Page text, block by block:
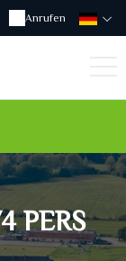
Anrufen
PERS